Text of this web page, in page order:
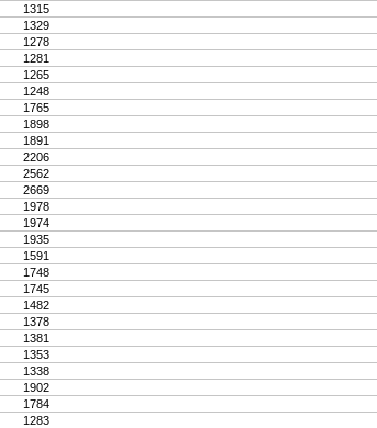
1315
1329
1278
1281
1265
1248
1765
1898
1891
2206
2562
2669
1978
1974
1935
1591
1748
1745
1482
1378
1381
1353
1338
1902
1784
1283